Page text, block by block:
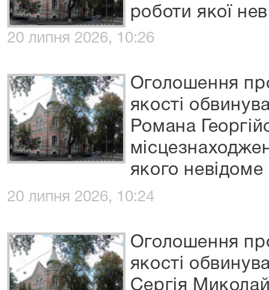
роботи якої
20 липня 2026, 10:26
Оголошення
якості
Романа
якого невідоме
20 липня 2026, 10:24
Оголошення
якості
Сергія